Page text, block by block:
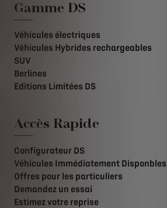
Gamme DS
Véhicules électriques
Véhicules Hybrides rechargeables
SUV
Berlines
Editions Limitées DS
Accès Rapide
Configurateur DS
Véhicules Immédiatement Disponbles
Offres pour les particuliers
Demandez un essai
Estimez votre reprise